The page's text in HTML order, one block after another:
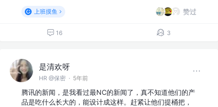
上班摸鱼 赞过
16 3
是清欢呀
HR @保密 · 5年前
腾讯的新闻，是我看过最NC的新闻了，真不知道他们的产
品是吃什么长大的，能设计成这样。赶紧让他们提桶把，